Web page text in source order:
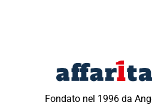
Fondato nel 1996 da